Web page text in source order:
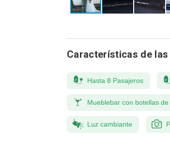
Características de las
Hasta 8 Pasajeros
Mueblebar con botellas de
Luz cambiante